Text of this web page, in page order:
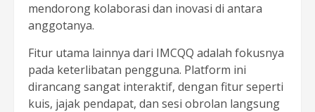
mendorong kolaborasi dan inovasi di antara
anggotanya.
Fitur utama lainnya dari IMCQQ adalah fokusnya
pada keterlibatan pengguna. Platform ini
dirancang sangat interaktif, dengan fitur seperti
kuis, jajak pendapat, dan sesi obrolan langsung